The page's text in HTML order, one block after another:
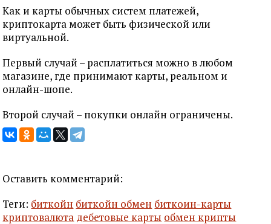
Как и карты обычных систем платежей,
криптокарта может быть физической или
виртуальной.
Первый случай – расплатиться можно в любом
магазине, где принимают карты, реальном и
онлайн-шопе.
Второй случай – покупки онлайн ограничены.
Оставить комментарий:
Теги: биткойн биткойн обмен биткоин-карты
криптовалюта дебетовые карты обмен крипты